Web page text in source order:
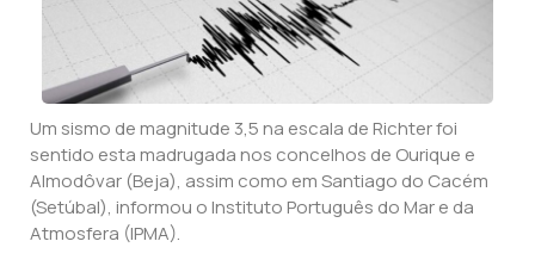
Um sismo de magnitude 3,5 na escala de Richter foi
sentido esta madrugada nos concelhos de Ourique e
Almodôvar (Beja), assim como em Santiago do Cacém
(Setúbal), informou o Instituto Português do Mar e da
Atmosfera (IPMA).